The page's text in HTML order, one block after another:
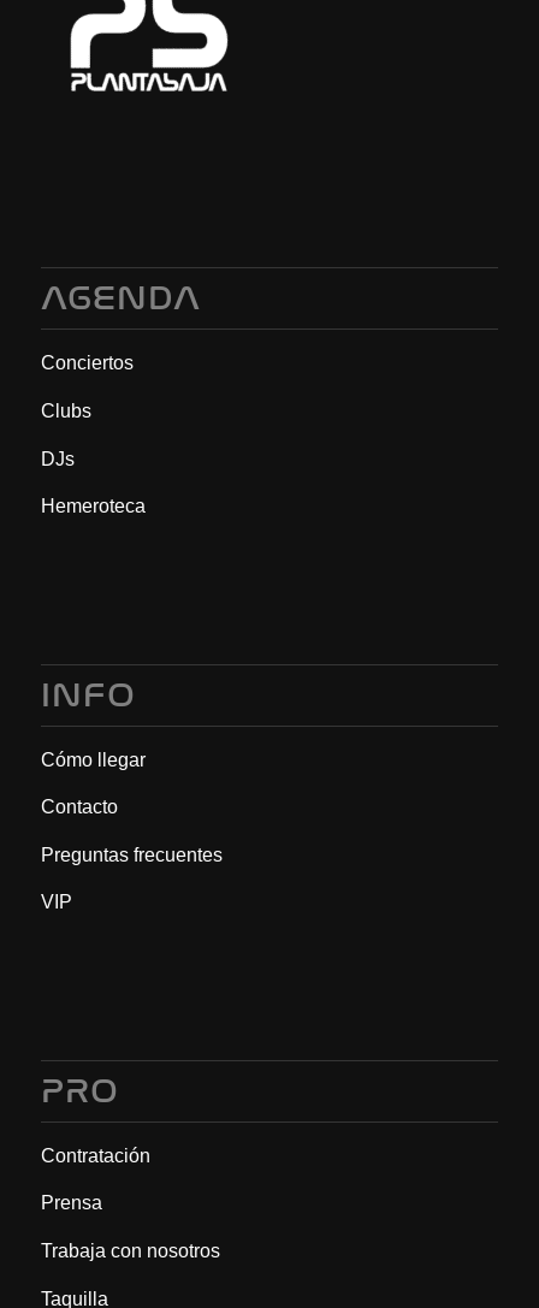
AGENDA
Conciertos
Clubs
DJs
Hemeroteca
INFO
Cómo llegar
Contacto
Preguntas frecuentes
VIP
PRO
Contratación
Prensa
Trabaja con nosotros
Taquilla